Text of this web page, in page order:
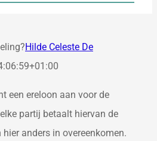
Celeste De Jonge
familiebedrijf
werkvloer
Hilde Celeste De
een ereloon aan voor de
partij betaalt hiervan de
anders in overeenkomen.